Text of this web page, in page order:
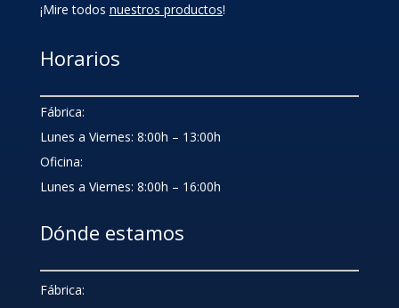
¡Mire todos nuestros productos!
Horarios
Fábrica:
Lunes a Viernes: 8:00h – 13:00h
Oficina:
Lunes a Viernes: 8:00h – 16:00h
Dónde estamos
Fábrica: